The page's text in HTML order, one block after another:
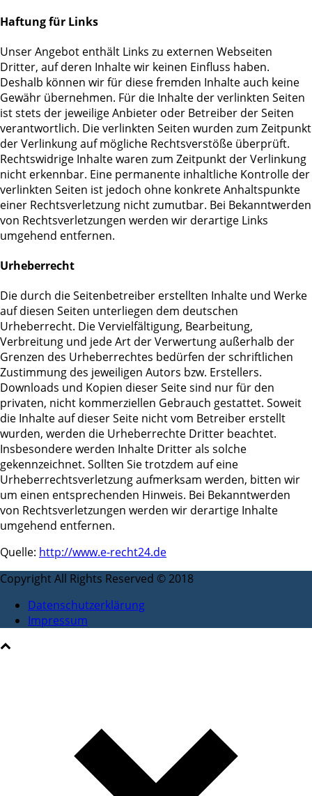
Haftung für Links
Unser Angebot enthält Links zu externen Webseiten
Dritter, auf deren Inhalte wir keinen Einfluss haben.
Deshalb können wir für diese fremden Inhalte auch keine
Gewähr übernehmen. Für die Inhalte der verlinkten Seiten
ist stets der jeweilige Anbieter oder Betreiber der Seiten
verantwortlich. Die verlinkten Seiten wurden zum Zeitpunkt
der Verlinkung auf mögliche Rechtsverstöße überprüft.
Rechtswidrige Inhalte waren zum Zeitpunkt der Verlinkung
nicht erkennbar. Eine permanente inhaltliche Kontrolle der
verlinkten Seiten ist jedoch ohne konkrete Anhaltspunkte
einer Rechtsverletzung nicht zumutbar. Bei Bekanntwerden
von Rechtsverletzungen werden wir derartige Links
umgehend entfernen.
Urheberrecht
Die durch die Seitenbetreiber erstellten Inhalte und Werke
auf diesen Seiten unterliegen dem deutschen
Urheberrecht. Die Vervielfältigung, Bearbeitung,
Verbreitung und jede Art der Verwertung außerhalb der
Grenzen des Urheberrechtes bedürfen der schriftlichen
Zustimmung des jeweiligen Autors bzw. Erstellers.
Downloads und Kopien dieser Seite sind nur für den
privaten, nicht kommerziellen Gebrauch gestattet. Soweit
die Inhalte auf dieser Seite nicht vom Betreiber erstellt
wurden, werden die Urheberrechte Dritter beachtet.
Insbesondere werden Inhalte Dritter als solche
gekennzeichnet. Sollten Sie trotzdem auf eine
Urheberrechtsverletzung aufmerksam werden, bitten wir
um einen entsprechenden Hinweis. Bei Bekanntwerden
von Rechtsverletzungen werden wir derartige Inhalte
umgehend entfernen.
Quelle: http://www.e-recht24.de
Copyright All Rights Reserved © 2018
Datenschutzerklärung
Impressum